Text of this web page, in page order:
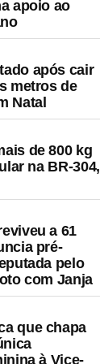
apoio ao
após cair
metros de
Natal
de 800 kg
na BR-304,
a 61
pré-
pelo
com Janja
que chapa
à Vice-